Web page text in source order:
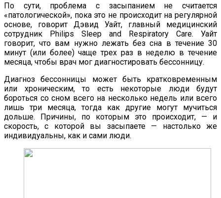
По сути, проблема с засыпанием не считается
«патологической», пока это не происходит на регулярной
основе, говорит Дэвид Уайт, главный медицинский
сотрудник Philips Sleep and Respiratory Care. Уайт
говорит, что вам нужно лежать без сна в течение 30
минут (или более) чаще трех раз в неделю в течение
месяца, чтобы врач мог диагностировать бессонницу.
Диагноз бессонницы может быть кратковременным
или хроническим, то есть некоторые люди будут
бороться со сном всего на несколько недель или всего
лишь три месяца, тогда как другие могут мучиться
дольше. Причины, по которым это происходит, — и
скорость, с которой вы засыпаете — настолько же
индивидуальны, как и сами люди.